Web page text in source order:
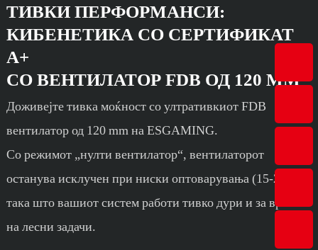
ТИВКИ ПЕРФОРМАНСИ:
КИБЕНЕТИКА СО СЕРТИФИКАТ
А+
СО ВЕНТИЛАТОР FDB ОД 120 ММ
Доживејте тивка моќност со ултративкиот FDB
вентилатор од 120 mm на ESGAMING.
Со режимот „нулти вентилатор“, вентилаторот
останува исклучен при ниски оптоварувања (15-20%).
така што вашиот систем работи тивко дури и за време
на лесни задачи.